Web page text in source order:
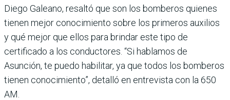
Diego Galeano, resaltó que son los bomberos quienes
tienen mejor conocimiento sobre los primeros auxilios
y qué mejor que ellos para brindar este tipo de
certificado a los conductores. “Si hablamos de
Asunción, te puedo habilitar, ya que todos los bomberos
tienen conocimiento”, detalló en entrevista con la 650
AM.